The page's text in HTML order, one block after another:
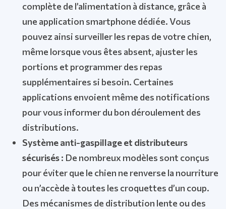
complète de l’alimentation à distance, grâce à
une application smartphone dédiée. Vous
pouvez ainsi surveiller les repas de votre chien,
même lorsque vous êtes absent, ajuster les
portions et programmer des repas
supplémentaires si besoin. Certaines
applications envoient même des notifications
pour vous informer du bon déroulement des
distributions.
Système anti-gaspillage et distributeurs
sécurisés : De nombreux modèles sont conçus
pour éviter que le chien ne renverse la nourriture
ou n’accède à toutes les croquettes d’un coup.
Des mécanismes de distribution lente ou des